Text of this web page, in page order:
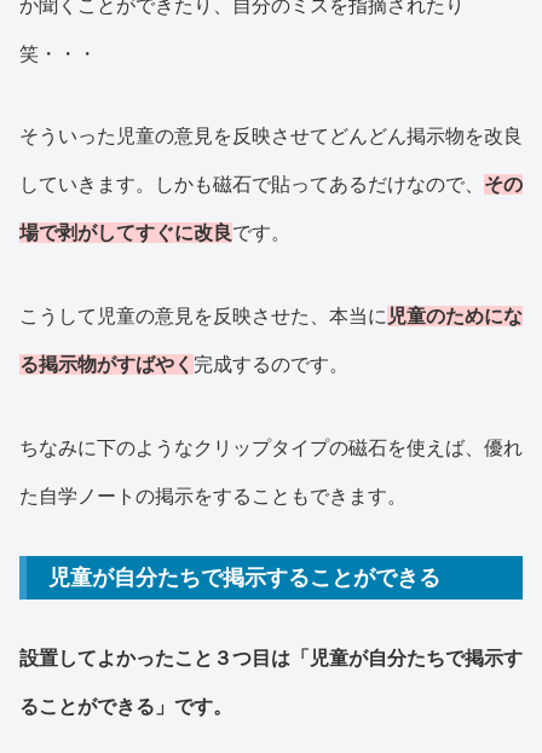
か聞くことができたり、自分のミスを指摘されたり
笑・・・
そういった児童の意見を反映させてどんどん掲示物を改良
していきます。しかも磁石で貼ってあるだけなので、 その
場で剥がしてすぐに改良です。
こうして児童の意見を反映させた、本当に 児童のためにな
る掲示物がすばやく 完成するのです。
ちなみに下のようなクリップタイプの磁石を使えば、優れ
た自学ノートの掲示をすることもできます。
児童が自分たちで掲示することができる
設置してよかったこと３つ目は「児童が自分たちで掲示す
ることができる」です。